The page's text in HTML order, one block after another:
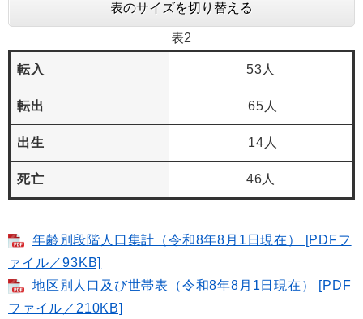
表のサイズを切り替える
表2
転入 53人
転出 65人
出生 14人
死亡 46人
年齢別段階人口集計（令和8年8月1日現在） [PDFフ
ァイル／93KB]
地区別人口及び世帯表（令和8年8月1日現在） [PDF
ファイル／210KB]